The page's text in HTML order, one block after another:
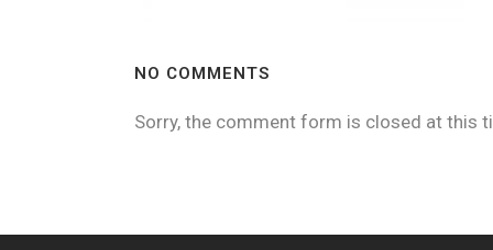
NO COMMENTS
Sorry, the comment form is closed at this